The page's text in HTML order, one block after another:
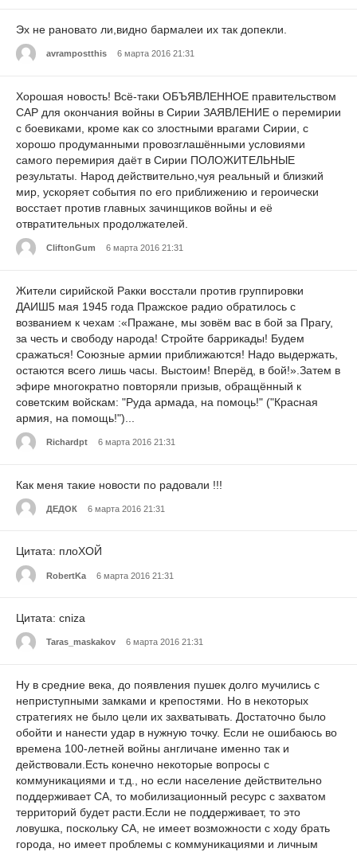
Эх не рановато ли,видно бармалеи их так допекли.
avrampostthis 6 марта 2016 21:31
Хорошая новость! Всё-таки ОБЪЯВЛЕННОЕ правительством
САР для окончания войны в Сирии ЗАЯВЛЕНИЕ о перемирии
с боевиками, кроме как со злостными врагами Сирии, с
хорошо продуманными провозглашёнными условиями
самого перемирия даёт в Сирии ПОЛОЖИТЕЛЬНЫЕ
результаты. Народ действительно,чуя реальный и близкий
мир, ускоряет события по его приближению и героически
восстает против главных зачинщиков войны и её
отвратительных продолжателей.
CliftonGum 6 марта 2016 21:31
Жители сирийской Ракки восстали против группировки
ДАИШ5 мая 1945 года Пражское радио обратилось с
возванием к чехам :«Пражане, мы зовём вас в бой за Прагу,
за честь и свободу народа! Стройте баррикады! Будем
сражаться! Союзные армии приближаются! Надо выдержать,
остаются всего лишь часы. Выстоим! Вперёд, в бой!».Затем в
эфире многократно повторяли призыв, обращённый к
советским войскам: "Руда армада, на помоць!" ("Красная
армия, на помощь!")...
Richardpt 6 марта 2016 21:31
Как меня такие новости по радовали !!!
ДЕДОК 6 марта 2016 21:31
Цитата: плоХОЙ
RobertKa 6 марта 2016 21:31
Цитата: cniza
Taras_maskakov 6 марта 2016 21:31
Ну в средние века, до появления пушек долго мучились с
неприступными замками и крепостями. Но в некоторых
стратегиях не было цели их захватывать. Достаточно было
обойти и нанести удар в нужную точку. Если не ошибаюсь во
времена 100-летней войны англичане именно так и
действовали.Есть конечно некоторые вопросы с
коммуникациями и т.д., но если население действительно
поддерживает СА, то мобилизационный ресурс с захватом
территорий будет расти.Если не поддерживает, то это
ловушка, поскольку СА, не имеет возможности с ходу брать
города, но имеет проблемы с коммуникациями и личным